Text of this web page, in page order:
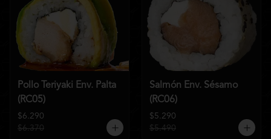
Pollo Teriyaki Env. Palta
(RC05)
$6.290
$6.370
Salmón Env. Sésamo
(RC06)
$5.290
$5.490